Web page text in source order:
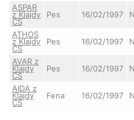
ASPAR
z Klajdy
CS
Pes 16/02/1997
ATHOS
z Klajdy
CS
Pes 16/02/1997
AVAR z
Klajdy
CS
Pes 16/02/1997
AIDA z
Klajdy
CS
Fena 16/02/1997